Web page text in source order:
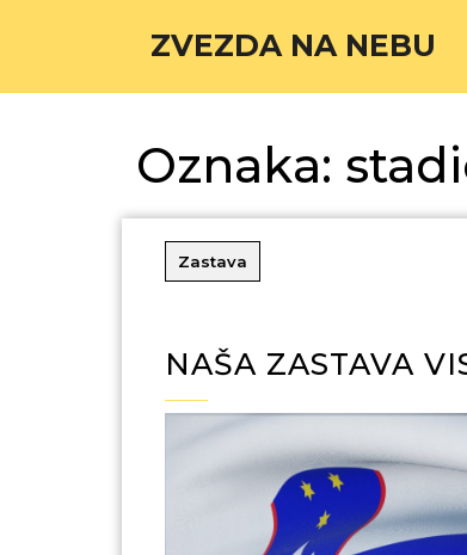
ZVEZDA NA NEBU
Oznaka:
Zastava
NAŠA ZASTAVA